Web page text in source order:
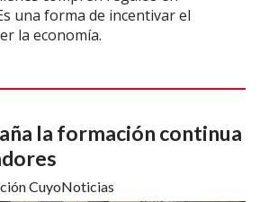
una forma de incentivar el
la economía.
la formación continua
CuyoNoticias